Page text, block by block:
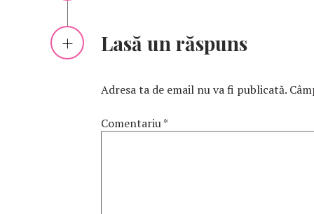
Lasă un răspuns
Adresa ta de email nu va fi publicată.
Comentariu*